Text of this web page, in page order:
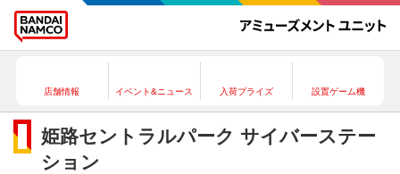
店舗情報 イベント&ニュース 入荷プライズ 設置ゲーム機
姫路セントラルパーク サイバーステー
ション